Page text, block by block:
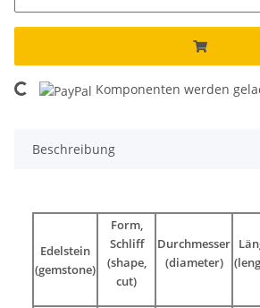
Loading... Komponenten werden
Beschreibung
Edelstein
(gemstone)
Form,
Schliff
(shape,
cut)
Durchmesser
(diameter)